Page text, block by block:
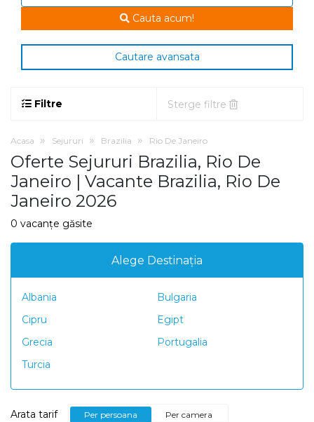
Cauta acum!
Cautare avansata
Filtre Sterge filtre
Acasa Sejururi Brazilia Rio De Janeiro
Oferte Sejururi Brazilia, Rio De
Janeiro | Vacante Brazilia, Rio De
Janeiro 2026
0 vacanțe găsite
Alege Destinația
Albania
Bulgaria
Cipru
Egipt
Grecia
Portugalia
Turcia
Arata tarif Per persoana Per camera